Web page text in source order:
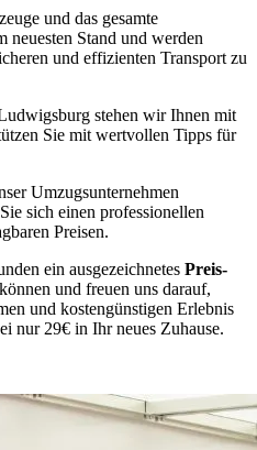
und das gesamte
neuesten Stand und werden
und effizienten Transport zu
stehen wir Ihnen mit
Sie mit wertvollen Tipps für
Umzugsunternehmen
sich einen professionellen
Preisen.
ein ausgezeichnetes Preis-
und freuen uns darauf,
und kostengünstigen Erlebnis
nur 29€ in Ihr neues Zuhause.